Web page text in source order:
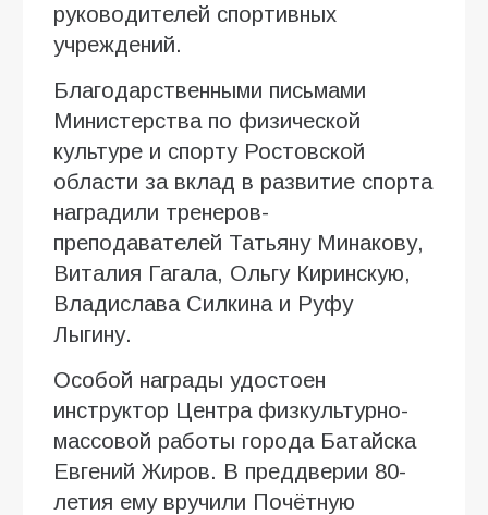
руководителей спортивных
учреждений.
Благодарственными письмами
Министерства по физической
культуре и спорту Ростовской
области за вклад в развитие спорта
наградили тренеров-
преподавателей Татьяну Минакову,
Виталия Гагала, Ольгу Киринскую,
Владислава Силкина и Руфу
Лыгину.
Особой награды удостоен
инструктор Центра физкультурно-
массовой работы города Батайска
Евгений Жиров. В преддверии 80-
летия ему вручили Почётную